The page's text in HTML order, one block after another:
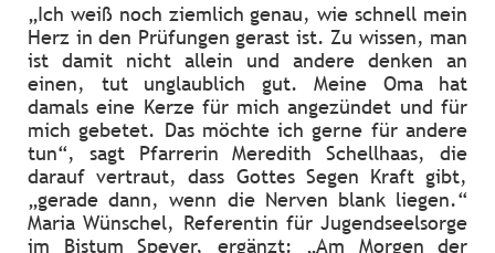
„Ich weiß noch ziemlich genau, wie schnell mein
Herz in den Prüfungen gerast ist. Zu wissen, man
ist damit nicht allein und andere denken an
einen, tut unglaublich gut. Meine Oma hat
damals eine Kerze für mich angezündet und für
mich gebetet. Das möchte ich gerne für andere
tun“, sagt Pfarrerin Meredith Schellhaas, die
darauf vertraut, dass Gottes Segen Kraft gibt,
„gerade dann, wenn die Nerven blank liegen.“
Maria Wünschel, Referentin für Jugendseelsorge
im Bistum Speyer, ergänzt: „Am Morgen der